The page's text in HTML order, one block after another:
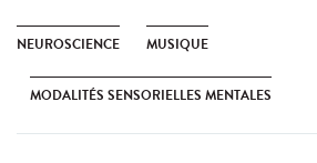
NEUROSCIENCE MUSIQUE
MODALITÉS SENSORIELLES MENTALES